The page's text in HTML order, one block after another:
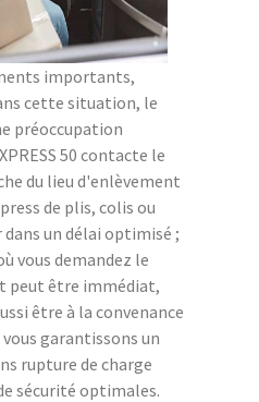
importants,
cette situation, le
préoccupation
50 contacte le
du lieu d'enlèvement
de plis, colis ou
un délai optimisé ;
vous demandez le
peut être immédiat,
être à la convenance
garantissons un
rupture de charge
sécurité optimales.